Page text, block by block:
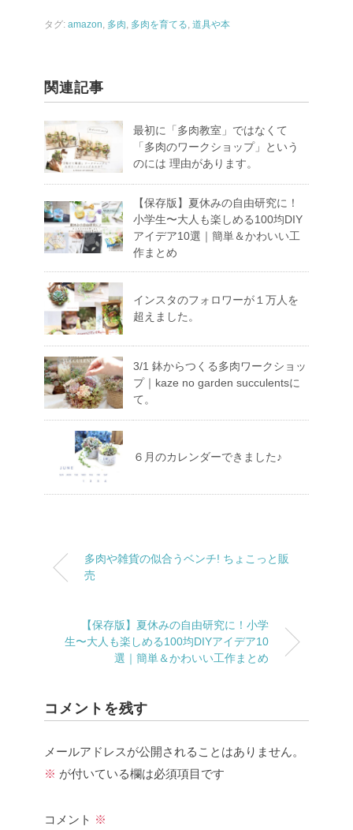
タグ: amazon 多肉 多肉を育てる 道具や本
関連記事
最初に「多肉教室」ではなくて
「多肉のワークショップ」という
のには 理由があります。
【保存版】夏休みの自由研究に！
小学生〜大人も楽しめる100均DIY
アイデア10選｜簡単＆かわいい工
作まとめ
インスタのフォロワーが１万人を
超えました。
3/1 鉢からつくる多肉ワークショッ
プ｜kaze no garden succulentsに
て。
６月のカレンダーできました♪
多肉や雑貨の似合うベンチ! ちょこっと販
売
【保存版】夏休みの自由研究に！小学
生〜大人も楽しめる100均DIYアイデア10
選｜簡単＆かわいい工作まとめ
コメントを残す
メールアドレスが公開されることはありません。
※ が付いている欄は必須項目です
コメント ※